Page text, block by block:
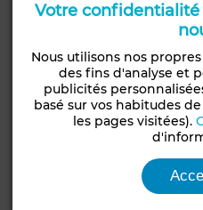
Votre
Nous utilisons nos
des fins d'analyse et
publicités
basé sur vos habitudes
les pages visitées).